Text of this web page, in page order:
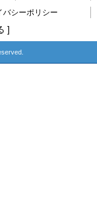
バシーポリシー
]